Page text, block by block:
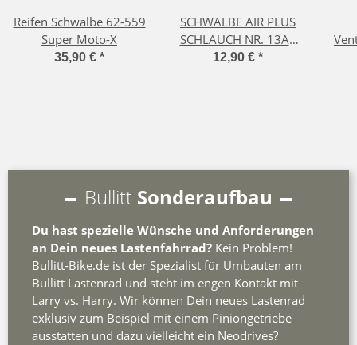
Reifen Schwalbe 62-559
Super Moto-X
35,90 € *
SCHWALBE AIR PLUS
SCHLAUCH NR. 13AP
(26")
12,90 € *
Bullitt Sonderaufbau
Du hast spezielle Wünsche und Anforderungen
an Dein neues Lastenfahrrad? Kein Problem!
Bullitt-Bike.de ist der Spezialist für Umbauten am
Bullitt Lastenrad und steht im engen Kontakt mit
Larry vs. Harry. Wir können Dein neues Lastenrad
exklusiv zum Beispiel mit einem Piniongetriebe
ausstatten und dazu vielleicht ein Neodrives?